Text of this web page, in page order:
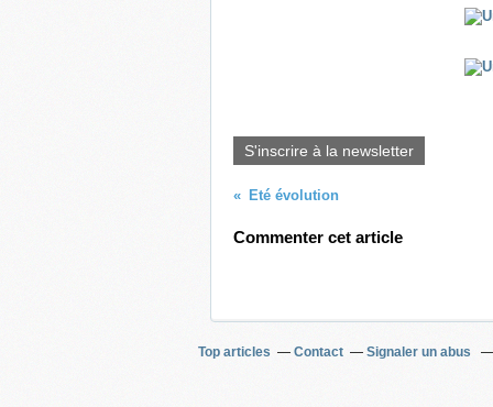
S'inscrire à la newsletter
Eté évolution
Commenter cet article
Top articles Contact Signaler un abus